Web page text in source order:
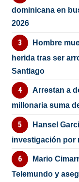
dominicana en
2026
Hombre
herida tras ser
Santiago
Arrestan a
millonaria suma
Hansel
investigación por
Mario
Telemundo y